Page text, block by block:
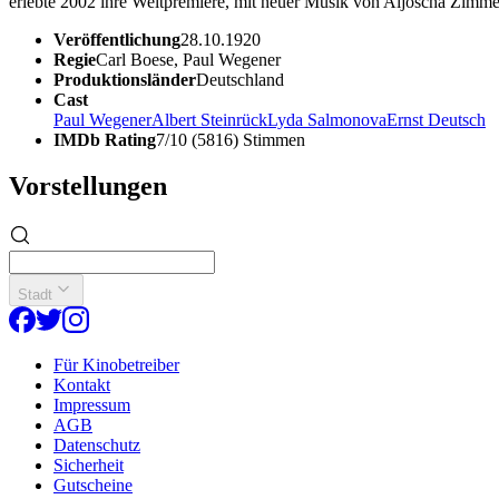
Veröffentlichung28.10.1920
RegieCarl Boese, Paul Wegener
ProduktionsländerDeutschland
Cast
Paul WegenerAlbert SteinrückLyda SalmonovaErnst Deutsch
IMDb Rating7/10 (5816) Stimmen
Vorstellungen
Stadt
Für Kinobetreiber
Kontakt
Impressum
AGB
Datenschutz
Sicherheit
Gutscheine